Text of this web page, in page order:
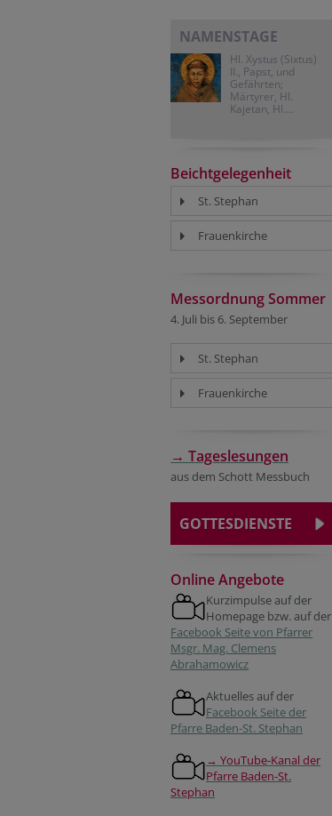
NAMENSTAGE
Hl. Xystus (Sixtus)
II., Papst, und
Gefährten;
Märtyrer, Hl.
Kajetan, Hl....
Beichtgelegenheit
St. Stephan
Frauenkirche
Messordnung Sommer
4. Juli bis 6. September
St. Stephan
Frauenkirche
→ Tageslesungen
aus dem Schott Messbuch
GOTTESDIENSTE
Online Angebote
Kurzimpulse auf der
Homepage bzw. auf der
Facebook Seite von Pfarrer
Msgr. Mag. Clemens
Abrahamowicz
Aktuelles auf der
Facebook Seite der
Pfarre Baden-St. Stephan
→ YouTube-Kanal der
Pfarre Baden-St.
Stephan